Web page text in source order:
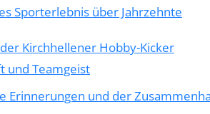
Sporterlebnis über Jahrzehnte
Kirchhellener Hobby-Kicker
und Teamgeist
Erinnerungen und der